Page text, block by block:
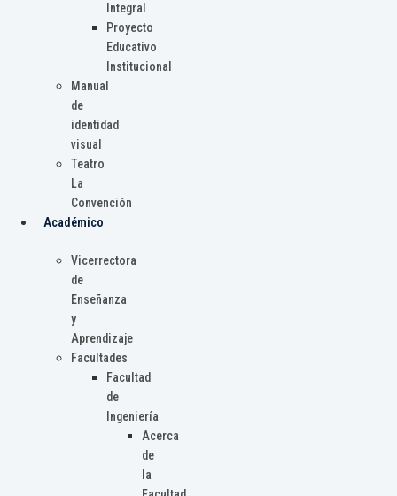
Integral
Proyecto
Educativo
Institucional
Manual
de
identidad
visual
Teatro
La
Convención
Académico
Vicerrectora
de
Enseñanza
y
Aprendizaje
Facultades
Facultad
de
Ingeniería
Acerca
de
la